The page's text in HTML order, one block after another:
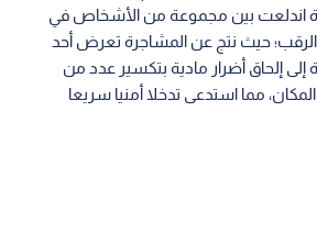
اندلعت بين مجموعة من الأشخاص في
حيث نتج عن المشاجرة تعرض أحد
إلحاق أضرار مادية بتكسير عدد من
مما استدعى تدخلا أمنيا سريعا